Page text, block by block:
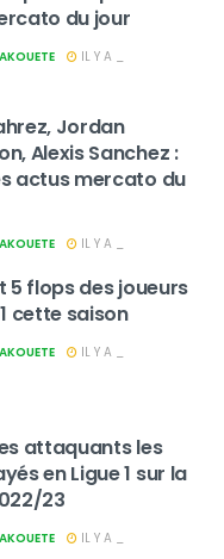
du jour
IL Y A _
Jordan
Alexis Sanchez :
actus mercato du
IL Y A _
5 flops des joueurs
cette saison
IL Y A _
attaquants les
en Ligue 1 sur la
23
IL Y A _